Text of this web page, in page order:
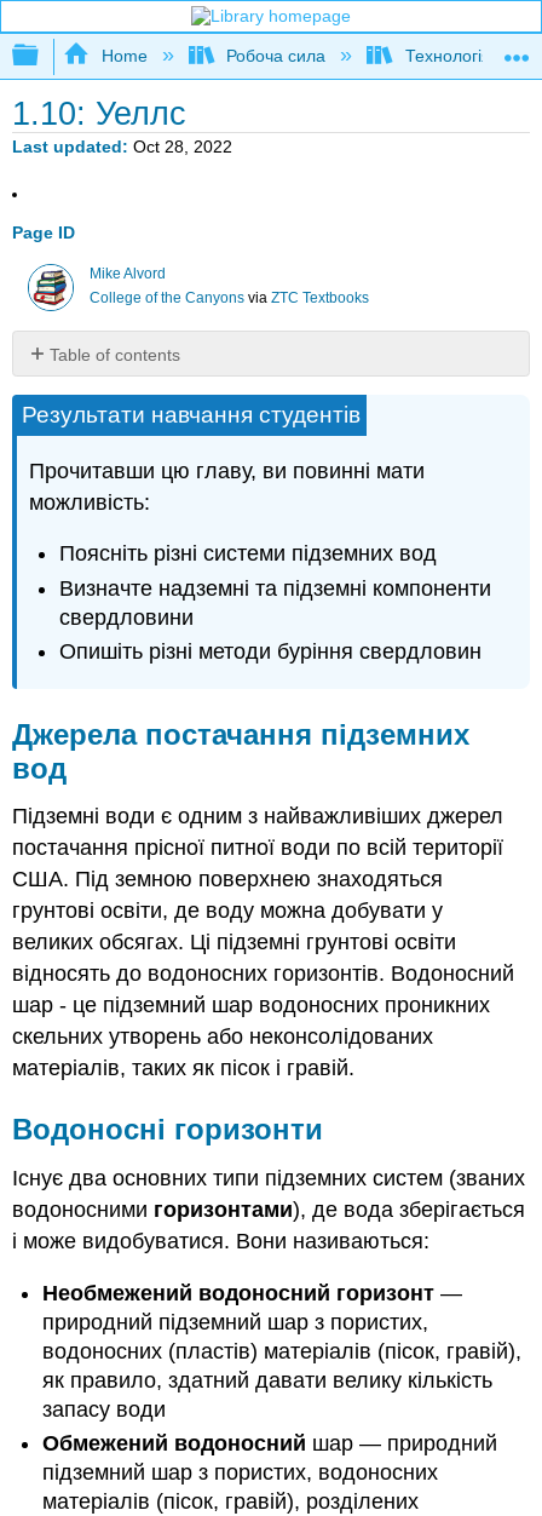
Expand/collapse global hierarchy
Home Робоча сила Технологія
1.10: Уеллс
Last updated Oct 28, 2022
Page ID
Mike Alvord
College of the Canyonsvia ZTC Textbooks
Table of contents
постачання
підземних
горизонти
Уеллс
свердловини
Корпус
свердловини
труба
зондуюча
трубка
П'єдестал
насоса
Базовий
двигун
насоса
Відводи
проб
Зливна
лінія
(скидання
на
Кожух
провідника
Кільцеве
ущільнення
впуску
Буріння
свердловин
Метод
кабельного
інструменту
Каліфорнійська
пічна
труба
Результати навчання студентів
Прочитавши цю главу, ви повинні мати
можливість:
Поясніть різні системи підземних вод
Визначте надземні та підземні компоненти
свердловини
Опишіть різні методи буріння свердловин
Джерела постачання підземних
вод
Підземні води є одним з найважливіших джерел
постачання прісної питної води по всій території
США. Під земною поверхнею знаходяться
грунтові освіти, де воду можна добувати у
великих обсягах. Ці підземні грунтові освіти
відносять до водоносних горизонтів. Водоносний
шар - це підземний шар водоносних проникних
скельних утворень або неконсолідованих
матеріалів, таких як пісок і гравій.
Водоносні горизонти
Існує два основних типи підземних систем (званих
водоносними горизонтами), де вода зберігається
і може видобуватися. Вони називаються:
Необмежений водоносний горизонт —
природний підземний шар з пористих,
водоносних (пластів) матеріалів (пісок, гравій),
як правило, здатний давати велику кількість
запасу води
Обмежений водоносний шар — природний
підземний шар з пористих, водоносних
матеріалів (пісок, гравій), розділених